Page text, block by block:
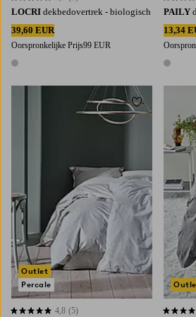
LOCRI dekbedovertrek - biologisch
39,60 EUR
Oorspronkelijke Prijs99 EUR
1 kleur
PAILY
13,34
1 kleur
4,8 op basis van 5 beoordelingen
4,8 (5)
Outlet
Percale
Toevoegen
4,0 op